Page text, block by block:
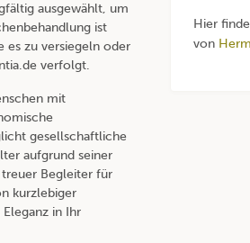
ausgewählt, um
ist
es zu versiegeln oder
verfolgt.
mit
gesellschaftliche
aufgrund seiner
treuer Begleiter für
kurzlebiger
in Ihr
Hier
von